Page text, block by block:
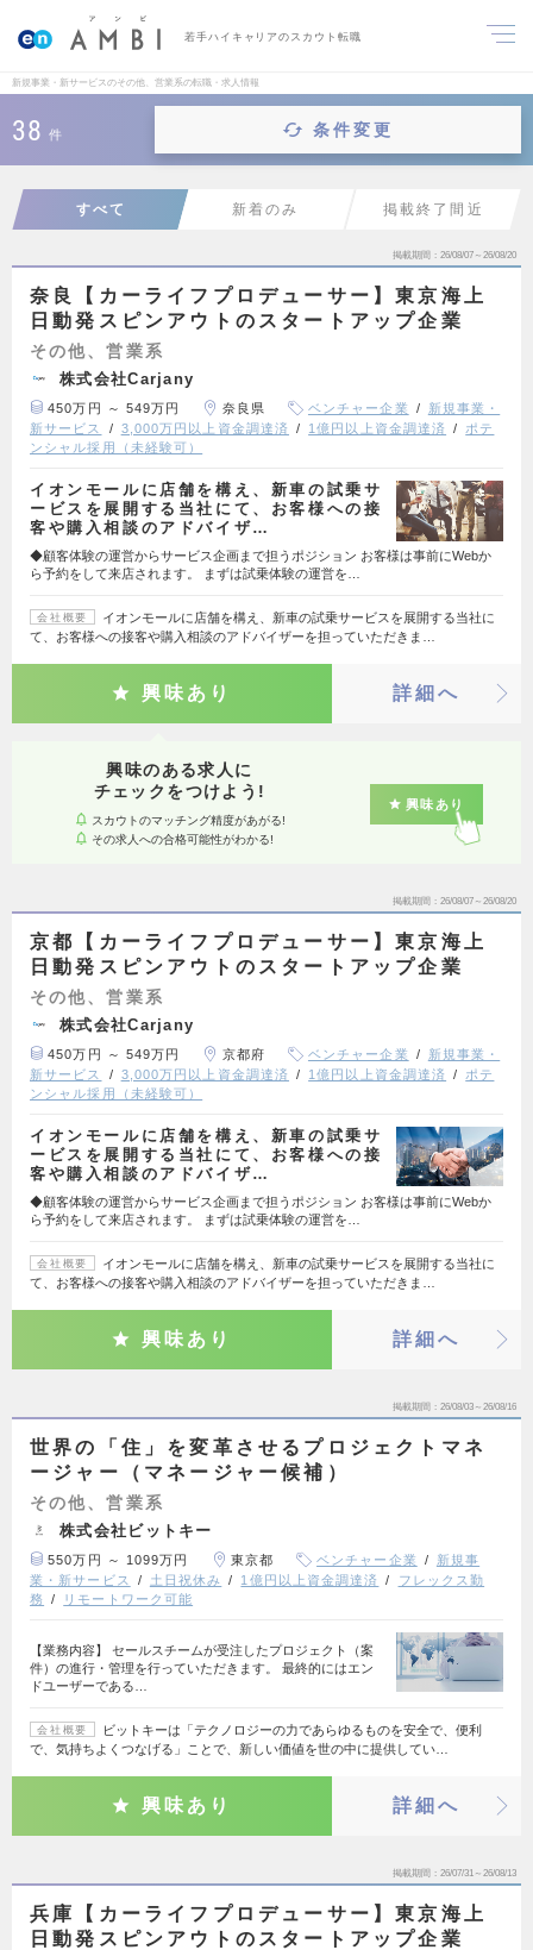
若手ハイキャリアのスカウト転職
新規事業・新サービスのその他、営業系の転職・求人情報
38 件 条件変更
すべて 新着のみ 掲載終了間近
掲載期間 26/08/07～26/08/20
奈良【カーライフプロデューサー】東京海上
日動発スピンアウトのスタートアップ企業
その他、営業系
株式会社Carjany
450万円 ～ 549万円 奈良県 ベンチャー企業
新規事業・
新サービス
3,000万円以上資金調達済 1億円以上資金調達済
ポテ
ンシャル採用（未経験可）
イオンモールに店舗を構え、新車の試乗サ
ービスを展開する当社にて、お客様への接
客や購入相談のアドバイザ…
◆顧客体験の運営からサービス企画まで担うポジション お客様は事前にWebか
ら予約をして来店されます。 まずは試乗体験の運営を…
会社概要
イオンモールに店舗を構え、新車の試乗サービスを展開する当社に
て、お客様への接客や購入相談のアドバイザーを担っていただきま…
興味あり 詳細へ
興味のある求人に
チェックをつけよう!
スカウトのマッチング精度があがる!
その求人への合格可能性がわかる!
興味あり
掲載期間 26/08/07～26/08/20
京都【カーライフプロデューサー】東京海上
日動発スピンアウトのスタートアップ企業
その他、営業系
株式会社Carjany
450万円 ～ 549万円 京都府 ベンチャー企業
新規事業・
新サービス
3,000万円以上資金調達済 1億円以上資金調達済
ポテ
ンシャル採用（未経験可）
イオンモールに店舗を構え、新車の試乗サ
ービスを展開する当社にて、お客様への接
客や購入相談のアドバイザ…
◆顧客体験の運営からサービス企画まで担うポジション お客様は事前にWebか
ら予約をして来店されます。 まずは試乗体験の運営を…
会社概要
イオンモールに店舗を構え、新車の試乗サービスを展開する当社に
て、お客様への接客や購入相談のアドバイザーを担っていただきま…
興味あり 詳細へ
掲載期間 26/08/03～26/08/16
世界の「住」を変革させるプロジェクトマネ
ージャー（マネージャー候補）
その他、営業系
株式会社ビットキー
550万円 ～ 1099万円 東京都 ベンチャー企業
新規事
業・新サービス
土日祝休み 1億円以上資金調達済
フレックス勤
務
リモートワーク可能
【業務内容】 セールスチームが受注したプロジェクト（案
件）の進行・管理を行っていただきます。 最終的にはエン
ドユーザーである…
会社概要
ビットキーは「テクノロジーの力であらゆるものを安全で、便利
で、気持ちよくつなげる」ことで、新しい価値を世の中に提供してい…
興味あり 詳細へ
掲載期間 26/07/31～26/08/13
兵庫【カーライフプロデューサー】東京海上
日動発スピンアウトのスタートアップ企業